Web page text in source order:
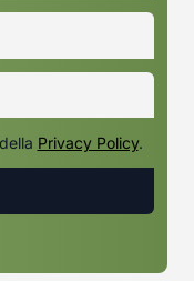
Privacy Policy.